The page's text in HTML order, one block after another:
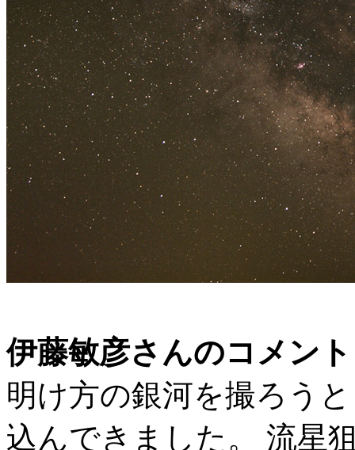
伊藤敏彦さんのコメン
明け方の銀河を撮ろう
込んできました。 流星